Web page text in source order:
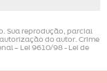
Sua reprodução, parcial
do autor. Crime
–
Lei 9610/98 - Lei de